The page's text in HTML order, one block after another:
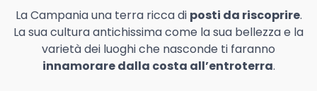
La Campania una terra ricca di posti da riscoprire.
La sua cultura antichissima come la sua bellezza e la
varietà dei luoghi che nasconde ti faranno
innamorare dalla costa all’entroterra.